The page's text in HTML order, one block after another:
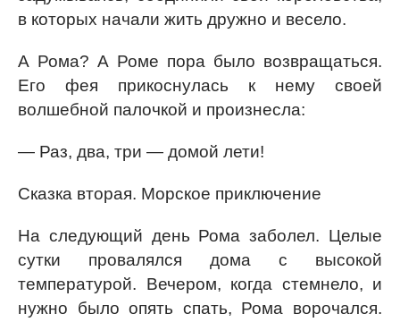
в которых начали жить дружно и весело.
А Рома? А Роме пора было возвращаться.
Его фея прикоснулась к нему своей
волшебной палочкой и произнесла:
— Раз, два, три — домой лети!
Сказка вторая. Морское приключение
На следующий день Рома заболел. Целые
сутки провалялся дома с высокой
температурой. Вечером, когда стемнело, и
нужно было опять спать, Рома ворочался.